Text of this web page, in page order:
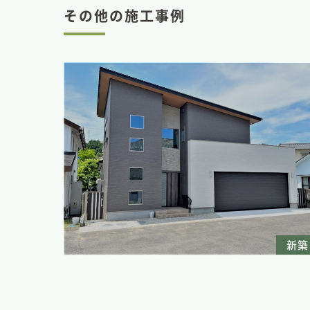
その他の施工事例
新築